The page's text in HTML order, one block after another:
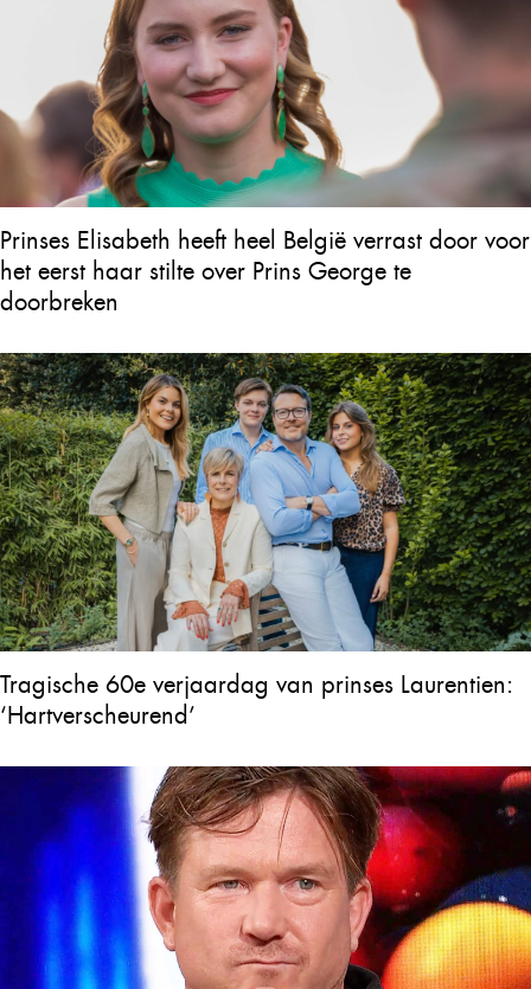
Prinses Elisabeth heeft heel België verrast door voor
het eerst haar stilte over Prins George te
doorbreken
Tragische 60e verjaardag van prinses Laurentien:
‘Hartverscheurend’